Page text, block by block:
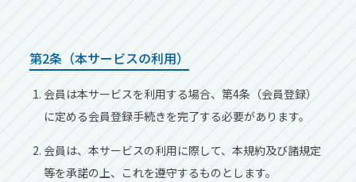
第2条（本サービスの利用）
会員は本サービスを利用する場合、第4条（会員登録）
に定める会員登録手続きを完了する必要があります。
会員は、本サービスの利用に際して、本規約及び諸規定
等を承諾の上、これを遵守するものとします。